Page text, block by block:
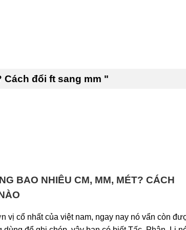
Cách đổi ft sang mm "
BAO NHIÊU CM, MM, MÉT? CÁCH
vị cổ nhất của việt nam, ngay nay nó vẩn còn